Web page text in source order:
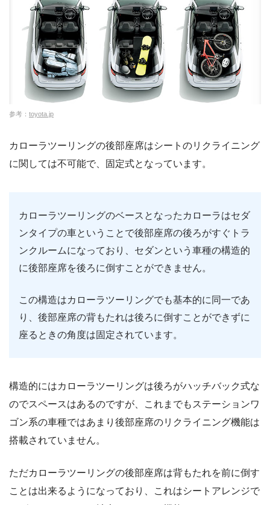
参考： toyota.jp
カローラツーリングの後部座席はシートのリクライニング
に関しては不可能で、固定式となっています。
カローラツーリングのベースとなったカローラはセダ
ンタイプの車ということで後部座席の後ろがすぐトラ
ンクルームになっており、セダンという車種の構造的
に後部座席を後ろに倒すことができません。
この構造はカローラツーリングでも基本的に同一であ
り、後部座席の背もたれは後ろに倒すことができずに
座るときの角度は固定されています。
構造的にはカローラツーリングは後ろがハッチバック式な
のでスペースはあるのですが、これまでもステーションワ
ゴン系の車種ではあまり後部座席のリクライニング機能は
搭載されていません。
ただカローラツーリングの後部座席は背もたれを前に倒す
ことは出来るようになっており、これはシートアレンジで